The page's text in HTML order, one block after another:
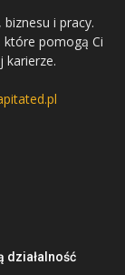
i pracy.
które pomogą Ci
karierze.
działalność